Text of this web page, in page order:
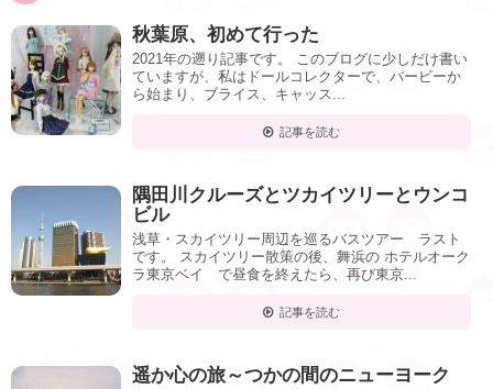
秋葉原、初めて行った
2021年の遡り記事です。 このブログに少しだけ書い
ていますが、私はドールコレクターで、バービーか
ら始まり、ブライス、キャッス...
記事を読む
隅田川クルーズとツカイツリーとウンコ
ビル
浅草・スカイツリー周辺を巡るバスツアー ラスト
です。 スカイツリー散策の後、舞浜の ホテルオーク
ラ東京ベイ で昼食を終えたら、再び東京...
記事を読む
遥か心の旅～つかの間のニューヨーク